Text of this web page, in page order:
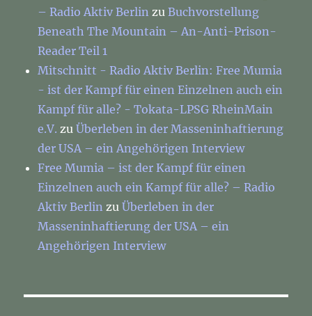
– Radio Aktiv Berlin zuBuchvorstellung
Beneath The Mountain – An-Anti-Prison-
Reader Teil 1
Mitschnitt - Radio Aktiv Berlin: Free Mumia
- ist der Kampf für einen Einzelnen auch ein
Kampf für alle? - Tokata-LPSG RheinMain
e.V. zuÜberleben in der Masseninhaftierung
der USA – ein Angehörigen Interview
Free Mumia – ist der Kampf für einen
Einzelnen auch ein Kampf für alle? – Radio
Aktiv Berlin zuÜberleben in der
Masseninhaftierung der USA – ein
Angehörigen Interview